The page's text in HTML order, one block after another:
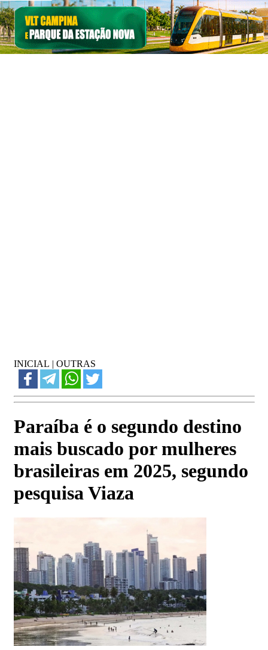
INICIAL | OUTRAS
Paraíba é o segundo destino
mais buscado por mulheres
brasileiras em 2025, segundo
pesquisa Viaza